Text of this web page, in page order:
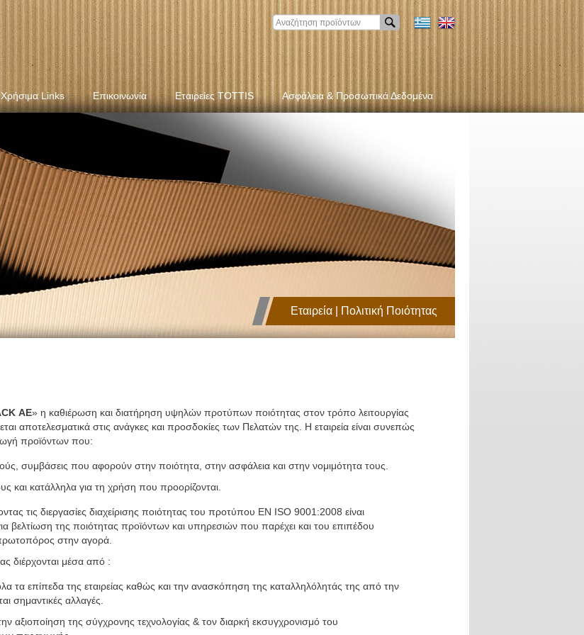
Χρήσιμα Links Επικοινωνία Εταιρείες TOTTIS Ασφάλεια & Προσωπικά Δεδομένα
Εταιρεία | Πολιτική Ποιότητας
ΑΕ» η καθιέρωση και διατήρηση υψηλών προτύπων ποιότητας στον τρόπο λειτουργίας
αποτελεσματικά στις ανάγκες και προσδοκίες των Πελατών της. Η εταιρεία είναι συνεπώς
προϊόντων που:
συμβάσεις που αφορούν στην ποιότητα, στην ασφάλεια και στην νομιμότητα τους.
και κατάλληλα για τη χρήση που προορίζονται.
τις διεργασίες διαχείρισης ποιότητας του προτύπου ΕΝ ISO 9001:2008 είναι
βελτίωση της ποιότητας προϊόντων και υπηρεσιών που παρέχει και του επιπέδου
πρωτοπόρος στην αγορά.
διέρχονται μέσα από :
τα επίπεδα της εταιρείας καθώς και την ανασκόπηση της καταλληλόλητάς της από την
σημαντικές αλλαγές.
αξιοποίηση της σύγχρονης τεχνολογίας & τον διαρκή εκσυγχρονισμό του